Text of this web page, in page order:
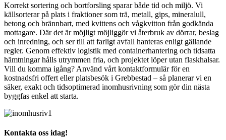
Korrekt sortering och bortforsling sparar både tid och miljö. Vi
källsorterar på plats i fraktioner som trä, metall, gips, mineralull,
betong och brännbart, med kvittens och vågkvitton från godkända
mottagare. Där det är möjligt möjliggör vi återbruk av dörrar, beslag
och inredning, och ser till att farligt avfall hanteras enligt gällande
regler. Genom effektiv logistik med containerhantering och tidsatta
hämtningar hålls utrymmen fria, och projektet löper utan flaskhalsar.
Vill du komma igång? Använd vårt kontaktformulär för en
kostnadsfri offert eller platsbesök i Grebbestad – så planerar vi en
säker, exakt och tidsoptimerad inomhusrivning som gör din nästa
byggfas enkel att starta.
Kontakta oss idag!